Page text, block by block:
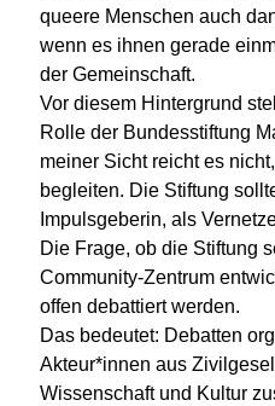
queere Menschen auch
wenn es ihnen gerade
der Gemeinschaft.
Vor diesem Hintergrund
Rolle der Bundesstiftung
meiner Sicht reicht es
begleiten. Die Stiftung
Impulsgeberin, als
Die Frage, ob die Stiftung
Community-Zentrum
offen debattiert werden.
Das bedeutet: Debatten
Akteur*innen aus
Wissenschaft und Kultur